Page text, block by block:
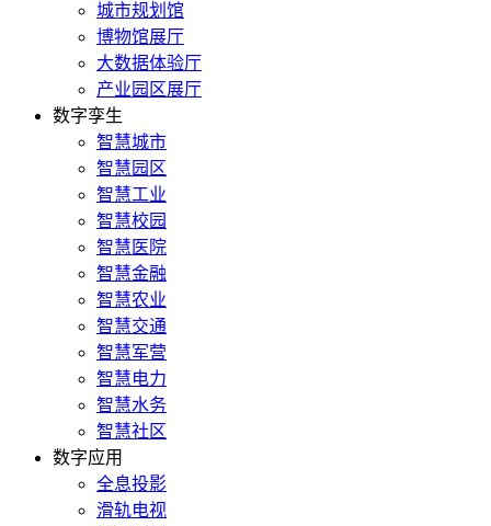
城市规划馆
博物馆展厅
大数据体验厅
产业园区展厅
数字孪生
智慧城市
智慧园区
智慧工业
智慧校园
智慧医院
智慧金融
智慧农业
智慧交通
智慧军营
智慧电力
智慧水务
智慧社区
数字应用
全息投影
滑轨电视